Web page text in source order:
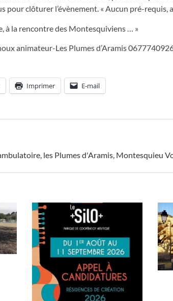
pour clôturer l’évènement. « Aucun pré-requis,
à la rencontre des Montesquiviens … »
animateur-Les Plumes d’Aramis
Imprimer E-mail
, les Plumes d'Aramis, Montesquieu